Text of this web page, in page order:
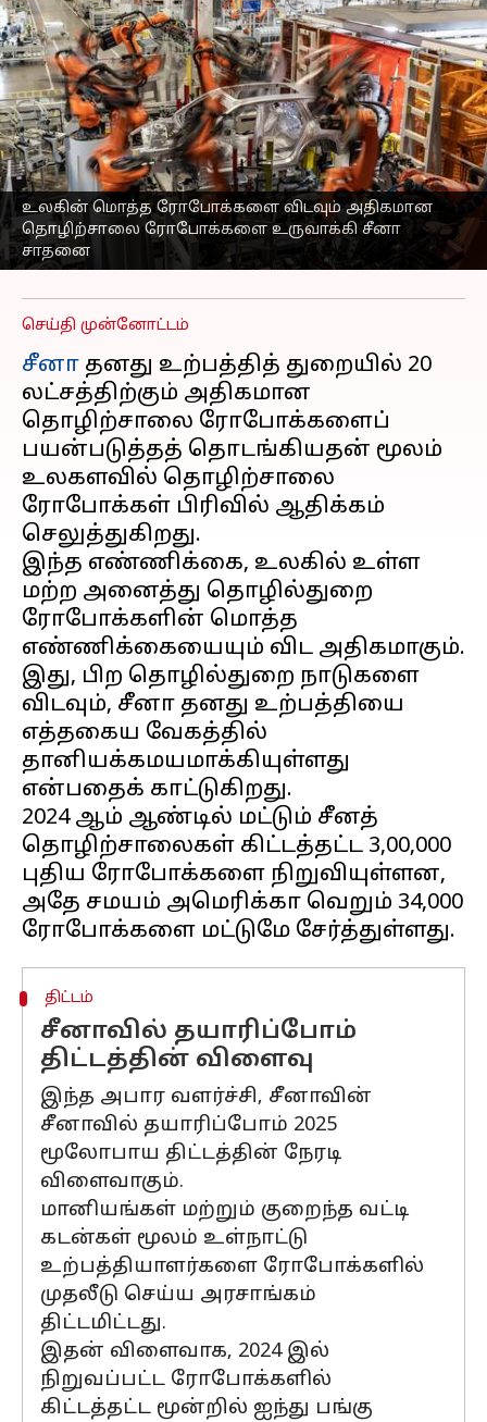
உலகின் மொத்த ரோபோக்களை விடவும் அதிகமான
தொழிற்சாலை ரோபோக்களை உருவாக்கி சீனா
சாதனை
சீனாவின் ரோபோட்டிக்ஸ்
புரட்சி: உலகின் மொத்த
ரோபோக்களை விடவும்
அதிகமான
தொழிற்சாலை
ரோபோக்களுடன்
சாதனை
எழுதியவர் Sekar Chinnappan Sep 26, 2025 02:33 pm
செய்தி முன்னோட்டம்
சீனா தனது உற்பத்தித் துறையில் 20
லட்சத்திற்கும் அதிகமான
தொழிற்சாலை ரோபோக்களைப்
பயன்படுத்தத் தொடங்கியதன் மூலம்
உலகளவில் தொழிற்சாலை
ரோபோக்கள் பிரிவில் ஆதிக்கம்
செலுத்துகிறது.
இந்த எண்ணிக்கை, உலகில் உள்ள
மற்ற அனைத்து தொழில்துறை
ரோபோக்களின் மொத்த
எண்ணிக்கையையும் விட அதிகமாகும்.
இது, பிற தொழில்துறை நாடுகளை
விடவும், சீனா தனது உற்பத்தியை
எத்தகைய வேகத்தில்
தானியக்கமயமாக்கியுள்ளது
என்பதைக் காட்டுகிறது.
2024 ஆம் ஆண்டில் மட்டும் சீனத்
தொழிற்சாலைகள் கிட்டத்தட்ட 3,00,000
புதிய ரோபோக்களை நிறுவியுள்ளன,
அதே சமயம் அமெரிக்கா வெறும் 34,000
திட்டம்
சீனாவில் தயாரிப்போம்
திட்டத்தின் விளைவு
இந்த அபார வளர்ச்சி, சீனாவின்
சீனாவில் தயாரிப்போம் 2025
மூலோபாய திட்டத்தின் நேரடி
விளைவாகும்.
மானியங்கள் மற்றும் குறைந்த வட்டி
கடன்கள் மூலம் உள்நாட்டு
உற்பத்தியாளர்களை ரோபோக்களில்
முதலீடு செய்ய அரசாங்கம்
திட்டமிட்டது.
இதன் விளைவாக, 2024 இல்
நிறுவப்பட்ட ரோபோக்களில்
கிட்டத்தட்ட மூன்றில் ஐந்து பங்கு